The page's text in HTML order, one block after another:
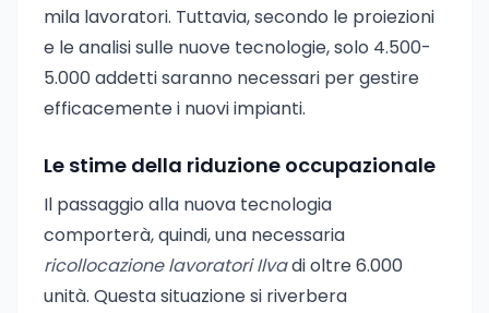
mila lavoratori. Tuttavia, secondo le proiezioni
e le analisi sulle nuove tecnologie, solo 4.500-
5.000 addetti saranno necessari per gestire
efficacemente i nuovi impianti.
Le stime della riduzione occupazionale
Il passaggio alla nuova tecnologia
comporterà, quindi, una necessaria
ricollocazione lavoratori Ilvadi oltre 6.000
unità. Questa situazione si riverbera